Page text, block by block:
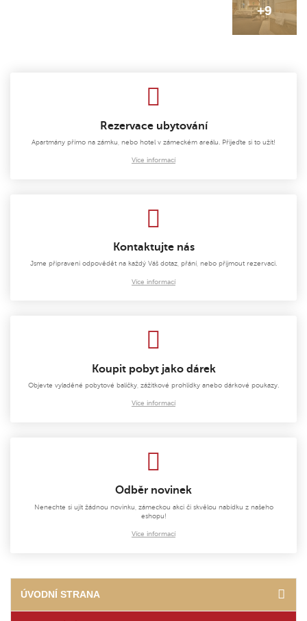
Rezervace ubytování
Apartmány přímo na zámku, nebo hotel v zámeckém areálu. Přijeďte si to užít!
Více informací
Kontaktujte nás
Jsme připraveni odpovědět na každý Váš dotaz, přání, nebo přijmout rezervaci.
Více informací
Koupit pobyt jako dárek
Objevte vyladěné pobytové balíčky, zážitkové prohlídky anebo dárkové poukazy.
Více informací
Odběr novinek
Nenechte si ujít žádnou novinku, zámeckou akci či skvělou nabídku z našeho
eshopu!
Více informací
ÚVODNÍ STRANA